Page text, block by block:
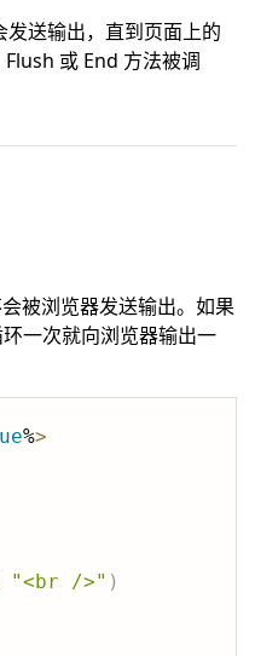
送输出，直到页面上的
或 End 方法被调
被浏览器发送输出。如果
一次就向浏览器输出一
%>
"<br />" )